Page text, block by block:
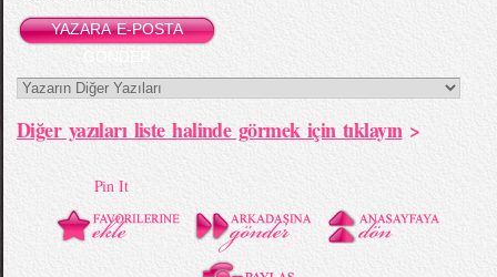
YAZARA E-POSTA
Diğer yazıları liste halinde görmek için tıklayın>
Pin It